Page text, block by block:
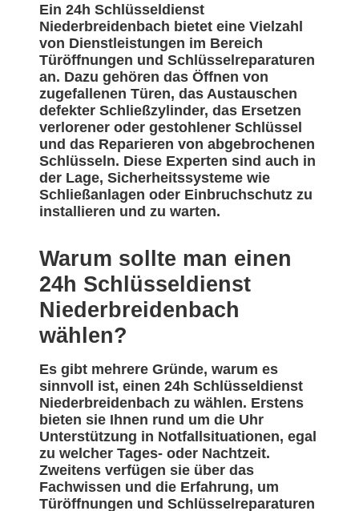
Ein 24h Schlüsseldienst
Niederbreidenbach bietet eine Vielzahl
von Dienstleistungen im Bereich
Türöffnungen und Schlüsselreparaturen
an. Dazu gehören das Öffnen von
zugefallenen Türen, das Austauschen
defekter Schließzylinder, das Ersetzen
verlorener oder gestohlener Schlüssel
und das Reparieren von abgebrochenen
Schlüsseln. Diese Experten sind auch in
der Lage, Sicherheitssysteme wie
Schließanlagen oder Einbruchschutz zu
installieren und zu warten.
Warum sollte man einen
24h Schlüsseldienst
Niederbreidenbach
wählen?
Es gibt mehrere Gründe, warum es
sinnvoll ist, einen 24h Schlüsseldienst
Niederbreidenbach zu wählen. Erstens
bieten sie Ihnen rund um die Uhr
Unterstützung in Notfallsituationen, egal
zu welcher Tages- oder Nachtzeit.
Zweitens verfügen sie über das
Fachwissen und die Erfahrung, um
Türöffnungen und Schlüsselreparaturen